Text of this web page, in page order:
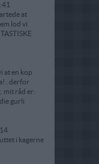
at
lod vi
at en kop
. derfor
mit råd er:
gurli
i kagerne